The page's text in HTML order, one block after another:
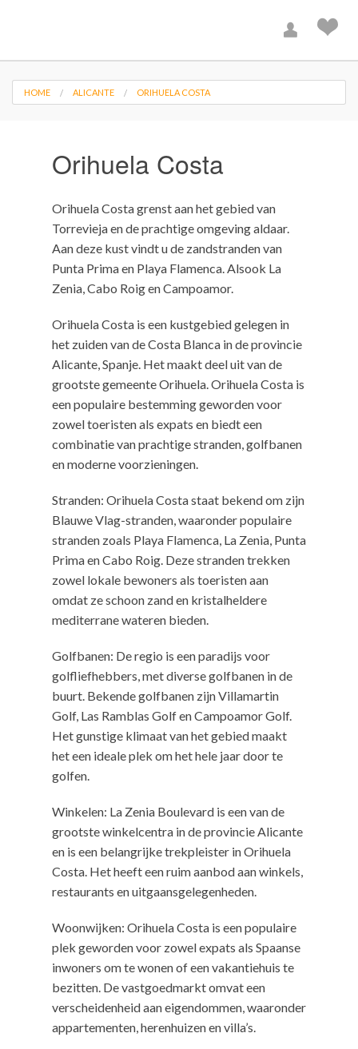
HOME ALICANTE ORIHUELA COSTA
Orihuela Costa
Orihuela Costa grenst aan het gebied van
Torrevieja en de prachtige omgeving aldaar.
Aan deze kust vindt u de zandstranden van
Punta Prima en Playa Flamenca. Alsook La
Zenia, Cabo Roig en Campoamor.
Orihuela Costa is een kustgebied gelegen in
het zuiden van de Costa Blanca in de provincie
Alicante, Spanje. Het maakt deel uit van de
grootste gemeente Orihuela. Orihuela Costa is
een populaire bestemming geworden voor
zowel toeristen als expats en biedt een
combinatie van prachtige stranden, golfbanen
en moderne voorzieningen.
Stranden: Orihuela Costa staat bekend om zijn
Blauwe Vlag-stranden, waaronder populaire
stranden zoals Playa Flamenca, La Zenia, Punta
Prima en Cabo Roig. Deze stranden trekken
zowel lokale bewoners als toeristen aan
omdat ze schoon zand en kristalheldere
mediterrane wateren bieden.
Golfbanen: De regio is een paradijs voor
golfliefhebbers, met diverse golfbanen in de
buurt. Bekende golfbanen zijn Villamartin
Golf, Las Ramblas Golf en Campoamor Golf.
Het gunstige klimaat van het gebied maakt
het een ideale plek om het hele jaar door te
golfen.
Winkelen: La Zenia Boulevard is een van de
grootste winkelcentra in de provincie Alicante
en is een belangrijke trekpleister in Orihuela
Costa. Het heeft een ruim aanbod aan winkels,
restaurants en uitgaansgelegenheden.
Woonwijken: Orihuela Costa is een populaire
plek geworden voor zowel expats als Spaanse
inwoners om te wonen of een vakantiehuis te
bezitten. De vastgoedmarkt omvat een
verscheidenheid aan eigendommen, waaronder
appartementen, herenhuizen en villa’s.